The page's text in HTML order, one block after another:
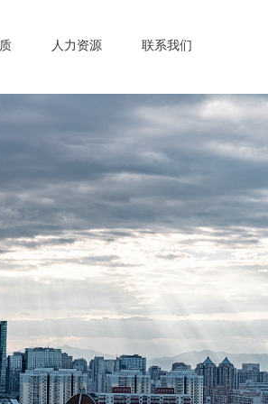
人力资源 联系我们